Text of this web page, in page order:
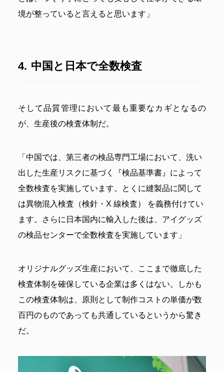
境が整っていると言えると思います」
中国と日本で全数検査
そして品質管理において最も重要なカギとなるの
が、生産後の検査体制だ。
「中国では、第三者の検品専門工場において、洗い
出した生産リスクに基づく『検品基準書』によって
全数検査を実施しています。とくに縫製品に関して
は異物混入検査（検針・X 線検査） を義務付けてい
ます。さらに日本国内に輸入した後は、アイグッズ
の検品センターで全数検査を実施しています」
オリジナルグッズ生産において、ここまで徹底した
検査体制を確保している企業は多くはない。しかも
この検査体制は、原則として制作コストの単価が数
百円のものであっても共通しているというから驚き
だ。